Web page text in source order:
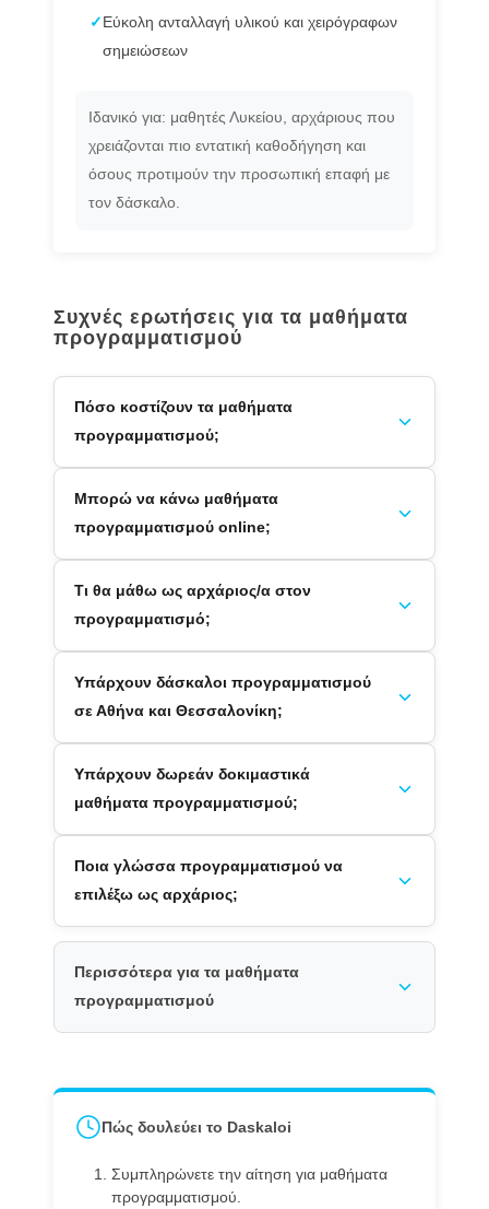
✓ Εύκολη ανταλλαγή υλικού και χειρόγραφων
σημειώσεων
Ιδανικό για: μαθητές Λυκείου, αρχάριους που
χρειάζονται πιο εντατική καθοδήγηση και
όσους προτιμούν την προσωπική επαφή με
τον δάσκαλο.
Συχνές ερωτήσεις για τα μαθήματα
προγραμματισμού
Πόσο κοστίζουν τα μαθήματα
προγραμματισμού;
Μπορώ να κάνω μαθήματα
προγραμματισμού online;
Τι θα μάθω ως αρχάριος/α στον
προγραμματισμό;
Υπάρχουν δάσκαλοι προγραμματισμού
σε Αθήνα και Θεσσαλονίκη;
Υπάρχουν δωρεάν δοκιμαστικά
μαθήματα προγραμματισμού;
Ποια γλώσσα προγραμματισμού να
επιλέξω ως αρχάριος;
Περισσότερα για τα μαθήματα
προγραμματισμού
Πώς δουλεύει το Daskaloi
Συμπληρώνετε την αίτηση για μαθήματα
προγραμματισμού.